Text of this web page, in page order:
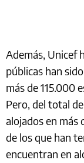
Además, Unicef
públicas han
más de 115.000
Pero, del total
alojados en más
de los que han
encuentran en